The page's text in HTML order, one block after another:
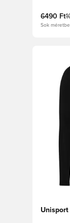
6490 Ft
Sok
Megnyit